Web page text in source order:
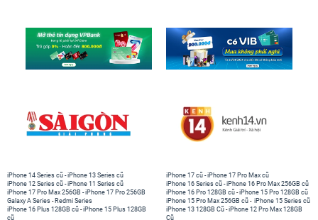
iPhone 14 Series cũ -iPhone 13 Series cũ
iPhone 12 Series cũ -iPhone 11 Series cũ
iPhone 17 Pro Max 256GB -iPhone 17 Pro 256GB
Galaxy A Series - Redmi Series
iPhone 17 cũ -iPhone 17 Pro Max cũ
iPhone 16 Series cũ - iPhone 16 Pro Max 256GB cũ
iPhone 16 Pro 128GB cũ -iPhone 15 Pro 128GB cũ
iPhone 15 Pro Max 256GB cũ - iPhone 15 Series cũ
iPhone 16 Plus 128GB cũ -iPhone 15 Plus 128GB
cũ
iPhone 13 128GB Cũ -iPhone 12 Pro Max 128GB
Cũ